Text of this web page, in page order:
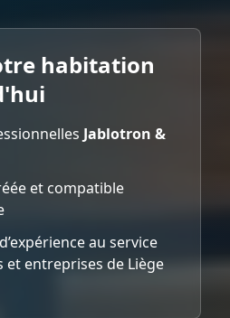
habitation
Jablotron &
et compatible
au service
et entreprises de Liège